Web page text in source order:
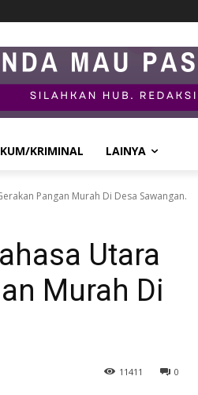
KRIMINAL LAINYA
Pangan Murah Di Desa Sawangan.
Utara
Murah Di
0
11411